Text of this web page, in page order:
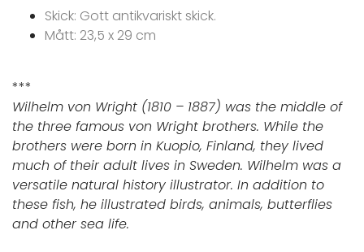
Skick: Gott antikvariskt skick.
Mått: 23,5 x 29 cm
***
Wilhelm von Wright (1810 – 1887) was the middle of
the three famous von Wright brothers. While the
brothers were born in Kuopio, Finland, they lived
much of their adult lives in Sweden. Wilhelm was a
versatile natural history illustrator. In addition to
these fish, he illustrated birds, animals, butterflies
and other sea life.